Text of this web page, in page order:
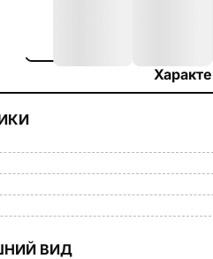
ВИД